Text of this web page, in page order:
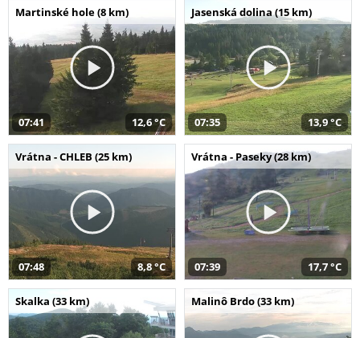
Martinské hole (8 km)
07:41 12,6 °C
Jasenská dolina (15 km)
07:35 13,9 °C
Vrátna - CHLEB (25 km)
07:48 8,8 °C
Vrátna - Paseky (28 km)
07:39 17,7 °C
Skalka (33 km) Malinô Brdo (33 km)